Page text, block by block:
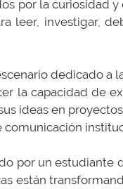
por la curiosidad
leer, investigar,
dedicado a
la capacidad de
ideas en
comunicación
por un estudiante
están